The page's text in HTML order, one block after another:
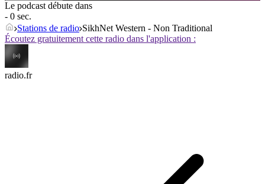
Le podcast débute dans
- 0 sec.
Stations de radio SikhNet Western - Non Traditional
Écoutez gratuitement cette radio dans l'application :
radio.fr